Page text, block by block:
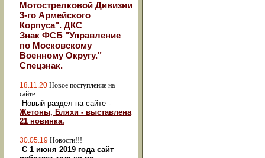
Мотострелковой Дивизии
3-го Армейского
Корпуса". ДКС
Знак ФСБ "Управление
по Московскому
Военному Округу."
Спецзнак.
18.11.20 Новое поступление на
сайте...
Новый раздел на сайте -
Жетоны, Бляхи - выставлена
21 новинка.
30.05.19 Новости!!!
С 1 июня 2019 года сайт